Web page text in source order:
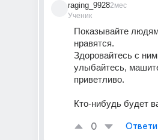
raging_9928
Ученик
2мес
Показывайте
нравятся.
Здоровайтесь с
улыбайтесь,
приветливо.
Кто-нибудь будет
0